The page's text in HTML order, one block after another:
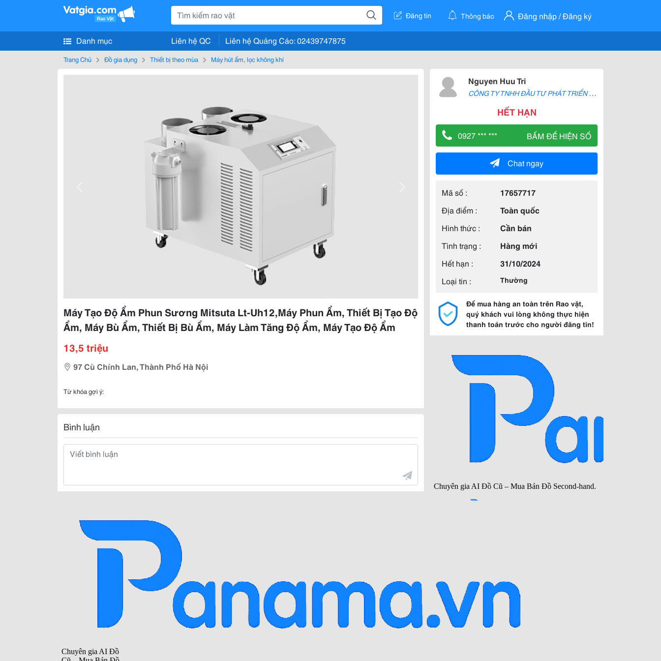
Đăng tin Thông báo Đăng nhập / Đăng ký
Danh mục Liên hệ QC Liên hệ Quảng Cáo: 02439747875
Trang Chủ Đồ gia dụng Thiết bị theo mùa Máy hút ẩm, lọc không khí
Máy Tạo Độ Ẩm Phun Sương Mitsuta Lt-Uh12,Máy Phun Ẩm, Thiết Bị Tạo Độ
Ẩm, Máy Bù Ẩm, Thiết Bị Bù Ẩm, Máy Làm Tăng Độ Ẩm, Máy Tạo Độ Ẩm
13,5 triệu
97 Cù Chính Lan, Thành Phố Hà Nội
Từ khóa gợi ý:
Bình luận
Nguyen Huu Tri
C
ÔNG TY TNHH ĐẦU TƯ PHÁT TRIỂN PROBUY
HẾT HẠN
0927 *** *** BẤM ĐỂ HIỆN SỐ
Chat ngay
Mã số :
17657717
Địa điểm :
Toàn quốc
Hình thức :
Cần bán
Tình trạng :
Hàng mới
Hết hạn :
31/10/2024
Loại tin :
Thường
Để mua hàng an toàn trên Rao vặt,
quý khách vui lòng không thực hiện
thanh toán trước cho người đăng tin!